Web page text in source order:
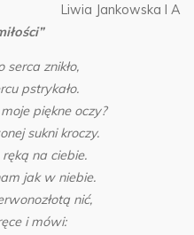
Liwia Jankowska I A
serca znikło,
pstrykało.
piękne oczy?
sukni kroczy.
na ciebie.
jak w niebie.
nić,
i mówi: